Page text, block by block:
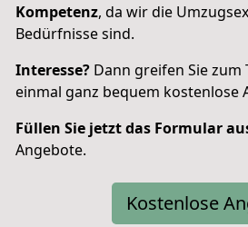
Kompetenz, da wir die
Bedürfnisse sind.
Interesse? Dann greifen Sie
einmal ganz bequem kostenlose
Füllen Sie jetzt das Formular
Angebote.
Kostenlose